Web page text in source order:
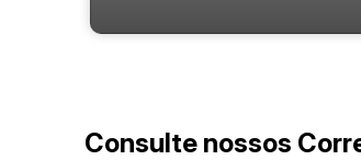
Consulte nossos